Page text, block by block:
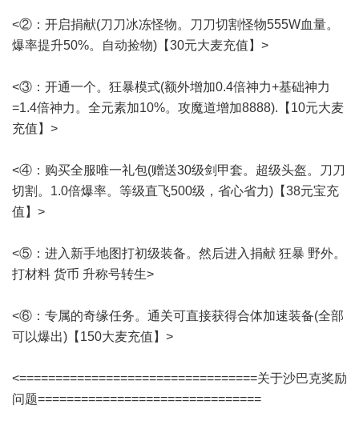
<②：开启捐献(刀刀冰冻怪物。刀刀切割怪物555W血量。
爆率提升50%。自动捡物)【30元大麦充值】>
<③：开通一个。狂暴模式(额外增加0.4倍神力+基础神力
=1.4倍神力。全元素加10%。攻魔道增加8888).【10元大麦
充值】>
<④：购买全服唯一礼包(赠送30级剑甲套。超级头盔。刀刀
切割。1.0倍爆率。等级直飞500级，省心省力)【38元宝充
值】>
<⑤：进入新手地图打初级装备。然后进入捐献 狂暴 野外。
打材料 货币 升称号转生>
<⑥：专属的奇缘任务。通关可直接获得合体加速装备(全部
可以爆出)【150大麦充值】>
<=================================关于沙巴克奖励
问题===============================